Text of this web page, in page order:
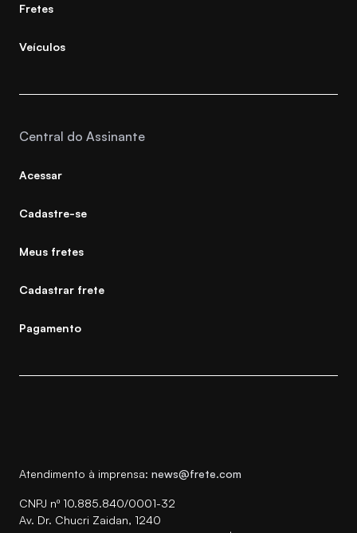
Atendimento à imprensa: news@frete.com
CNPJ nº 10.885.840/0001-32
Av. Dr. Chucri Zaidan, 1240
Fretes
Veículos
Central do Assinante
Acessar
Cadastre-se
Meus fretes
Cadastrar frete
Pagamento